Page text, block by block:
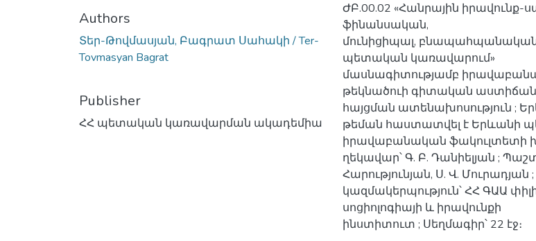
Authors
Տեր-Թովմասյան, Բագրատ Սահակի / Ter-
Tovmasyan Bagrat
Publisher
ՀՀ պետական կառավարման ակադեմիա
ԺԲ.00.02 «Հանրային
ֆինանսական,
մունիցիպալ,
պետական կառավարում»
մասնագիտությամբ
թեկնածուի գիտական
հայցման ատենախոսություն ;
թեման հաստատվել է Երևանի
իրավաբանական ֆակուլտետի
ղեկավար՝ Գ. Բ. Դանիելյան ;
Հարությունյան, Ս. Վ.
կազմակերպություն՝ ՀՀ ԳԱԱ
սոցիոլոգիայի և իրավունքի
ինստիտուտ ; Սեղմագիր՝ 22 էջ։